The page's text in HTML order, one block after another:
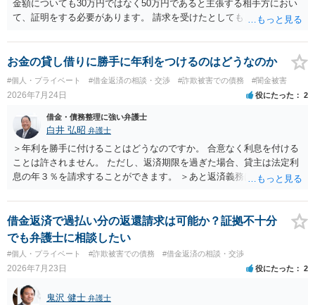
金額についても30万円ではなく50万円であると主張する相手方におい
て、証明をする必要があります。 請求を受けたとしても、もらったも
れることになるでしょう。 請求があるまでは、こちらからアクション
を起こす必要はないかと思います。
お金の貸し借りに勝手に年利をつけるのはどうなのか
#個人・プライベート #借金返済の相談・交渉 #詐欺被害での債務 #闇金被害
2026年7月24日 役にたった 2
借金・債務整理に強い弁護士
白井 弘昭 弁護士
＞年利を勝手に付けることはどうなのですか。 合意なく利息を付ける
ことは許されません。 ただし、返済期限を過ぎた場合、貸主は法定利
息の年３％を請求することができます。 ＞あと返済義務はありますか
りたお金は返さなければいけませんし、勝手につけた利息は返済不要
です。 以上、ご参考まで。
借金返済で過払い分の返還請求は可能か？証拠不十分
でも弁護士に相談したい
#個人・プライベート #詐欺被害での債務 #借金返済の相談・交渉
2026年7月23日 役にたった 2
鬼沢 健士 弁護士